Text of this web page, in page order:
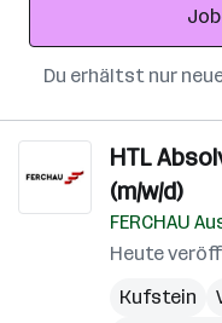
Du erhältst nur
HTL
(m/w/d)
FERCHAU
Heute
Kufstein